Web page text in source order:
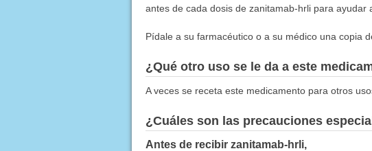
antes de cada dosis de zanitamab-hrli para
Pídale a su farmacéutico o a su médico una copia
¿Qué otro uso se le da a este
A veces se receta este medicamento para otros
¿Cuáles son las precauciones
Antes de recibir zanitamab-hrli,